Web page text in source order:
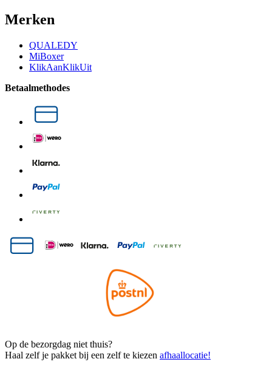
Merken
QUALEDY
MiBoxer
KlikAanKlikUit
Betaalmethodes
Op de bezorgdag niet thuis?
Haal zelf je pakket bij een zelf te kiezen afhaallocatie!